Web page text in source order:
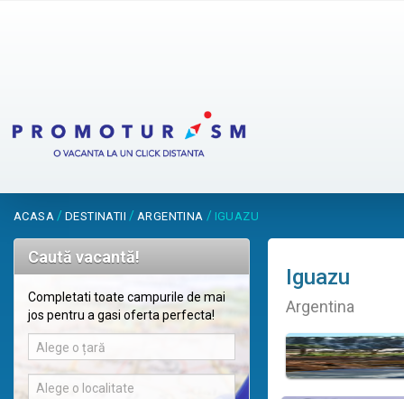
ACASA / DESTINATII / ARGENTINA / IGUAZU
Caută vacantă!
Completati toate campurile de mai
jos pentru a gasi oferta perfecta!
Alege o țară
Alege o localitate
Iguazu
Argentina